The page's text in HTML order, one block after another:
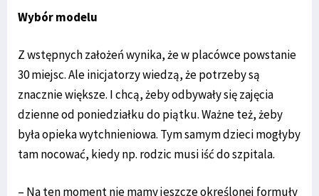
Wybór modelu
Z wstępnych założeń wynika, że w placówce powstanie
30 miejsc. Ale inicjatorzy wiedzą, że potrzeby są
znacznie większe. I chcą, żeby odbywały się zajęcia
dzienne od poniedziałku do piątku. Ważne też, żeby
była opieka wytchnieniowa. Tym samym dzieci mogłyby
tam nocować, kiedy np. rodzic musi iść do szpitala.
– Na ten moment nie mamy jeszcze określonej formuły